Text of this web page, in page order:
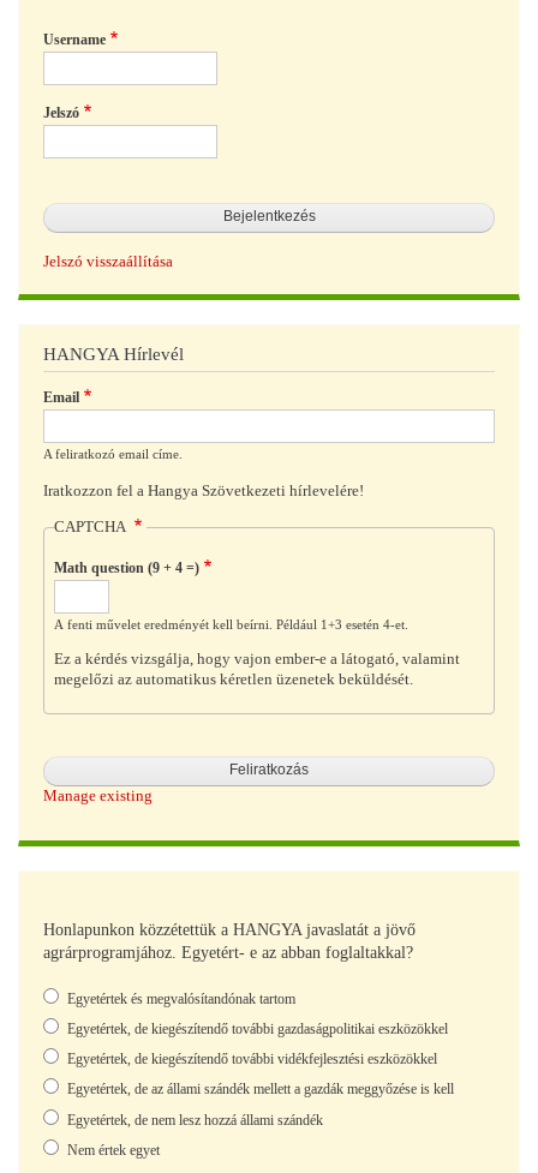
Username
Jelszó
Jelszó visszaállítása
HANGYA Hírlevél
Email
A feliratkozó email címe.
Iratkozzon fel a Hangya Szövetkezeti hírlevelére!
CAPTCHA
Math question (9 + 4 =)
A fenti művelet eredményét kell beírni. Például 1+3 esetén 4-et.
Ez a kérdés vizsgálja, hogy vajon ember-e a látogató, valamint
megelőzi az automatikus kéretlen üzenetek beküldését.
Manage existing
Honlapunkon közzétettük a HANGYA javaslatát a jövő
agrárprogramjához. Egyetért- e az abban foglaltakkal?
Választások
Egyetértek és megvalósítandónak tartom
Egyetértek, de kiegészítendő további gazdaságpolitikai eszközökkel
Egyetértek, de kiegészítendő további vidékfejlesztési eszközökkel
Egyetértek, de az állami szándék mellett a gazdák meggyőzése is kell
Egyetértek, de nem lesz hozzá állami szándék
Nem értek egyet